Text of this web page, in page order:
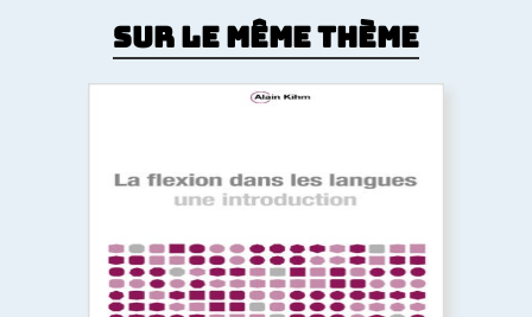
Sur le même thème
La flexion dans les langues. Une
L’ouvrage décrit et analyse les mécanismes de
conjugaison des langues naturelles, explore leurs